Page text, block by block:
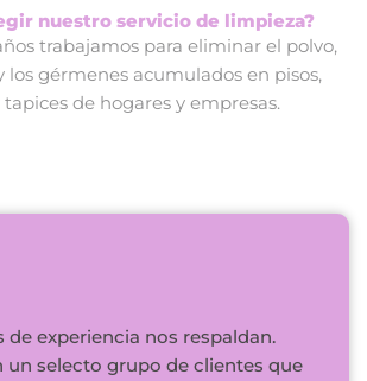
nuestro servicio de limpieza?
trabajamos para eliminar el polvo,
los gérmenes acumulados en pisos,
de hogares y empresas.
de experiencia nos respaldan.
un selecto grupo de clientes que